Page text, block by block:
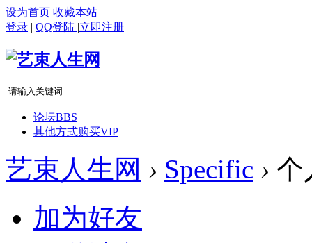
设为首页 收藏本站
登录 | QQ登陆 |立即注册
论坛BBS
其他方式购买VIP
艺束人生网 › Specific › 个
加为好友